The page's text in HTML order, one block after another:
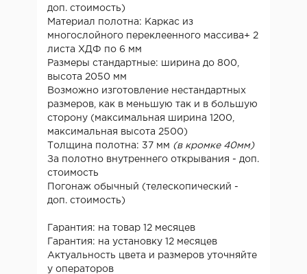
доп. стоимость)
Материал полотна: Каркас из
многослойного переклеенного массива+ 2
листа ХДФ по 6 мм
Размеры стандартные: ширина до 800,
высота 2050 мм
Возможно изготовление нестандартных
размеров, как в меньшую так и в большую
сторону (максимальная ширина 1200,
максимальная высота 2500)
Толщина полотна: 37 мм (в кромке 40мм)
За полотно внутреннего открывания - доп.
стоимость
Погонаж обычный (телескопический -
доп. стоимость)
Гарантия: на товар 12 месяцев
Гарантия: на установку 12 месяцев
Актуальность цвета и размеров уточняйте
у операторов